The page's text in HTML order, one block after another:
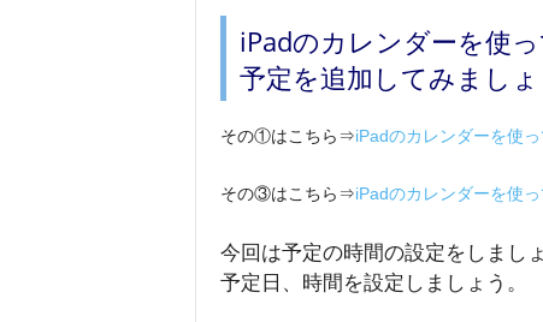
iPadのカレンダーを使
予定を追加してみまし
その①はこちら⇒iPadのカレンダーを使
その③はこちら⇒iPadのカレンダーを使
今回は予定の時間の設定をしまし
予定日、時間を設定しましょう。